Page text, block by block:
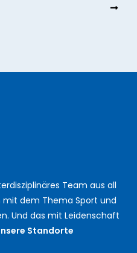
Team aus all
mit dem Thema Sport und
Und das mit Leidenschaft
Standorte